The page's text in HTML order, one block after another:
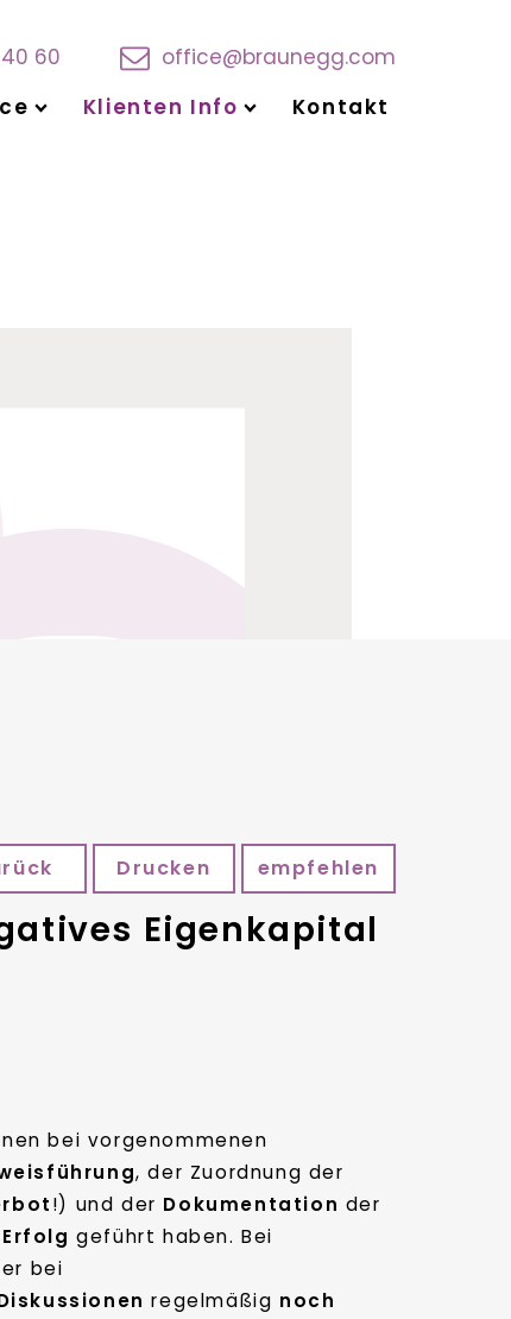
60
office@braunegg.com
Klienten Info Kontakt
Drucken empfehlen
Eigenkapital
bei vorgenommenen
, der Zuordnung der
!) und der Dokumentation der
geführt haben. Bei
bei
regelmäßig noch